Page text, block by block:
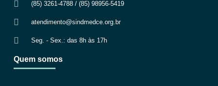
(85) 3261-4788 / (85) 98956-5419
atendimento@sindmedce.org.br
Seg. - Sex.: das 8h às 17h
Quem somos